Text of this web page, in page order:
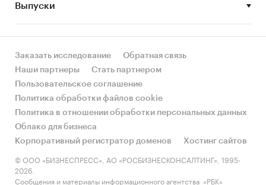
Россия
Выпуски
Заказать исследование
Обратная связь
Наши партнеры
Стать партнером
Пользовательское соглашение
Политика обработки файлов cookie
Политика в отношении обработки персональных данных
Облако для бизнеса
Корпоративный регистратор доменов
Хостинг сайтов
© ООО «БИЗНЕСПРЕСС», АО «РОСБИЗНЕСКОНСАЛТИНГ», 1995-
2026.
Сообщения и материалы информационного агентства «РБК»